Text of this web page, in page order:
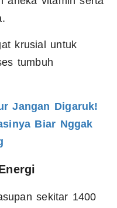
krusial untuk
tumbuh
Jangan Digaruk!
Biar Nggak
sekitar 1400